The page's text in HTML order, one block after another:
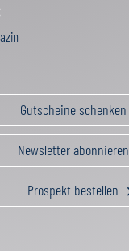
Gutscheine schenken
Newsletter abonnieren
Prospekt bestellen